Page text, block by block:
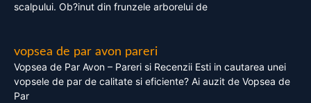
scalpului. Ob?inut din frunzele arborelui de
vopsea de par avon pareri
Vopsea de Par Avon – Pareri si Recenzii Esti in cautarea unei
vopsele de par de calitate si eficiente? Ai auzit de Vopsea de
Par